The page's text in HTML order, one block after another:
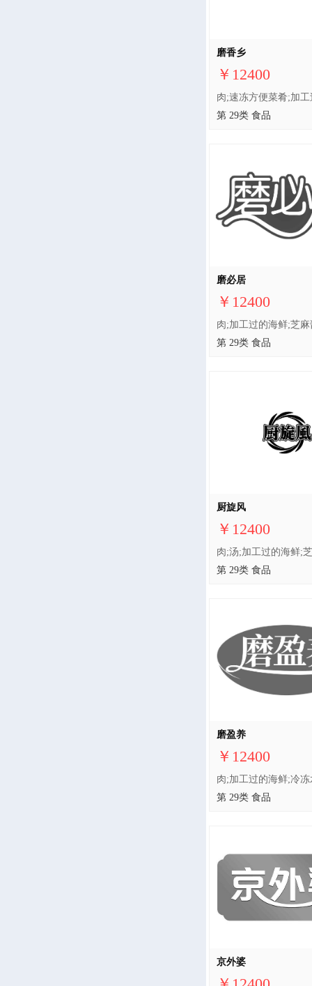
磨香乡
￥12400
第 29类 食品
磨必居
￥12400
第 29类 食品
厨旋风
￥12400
第 29类 食品
磨盈养
￥12400
第 29类 食品
京外婆